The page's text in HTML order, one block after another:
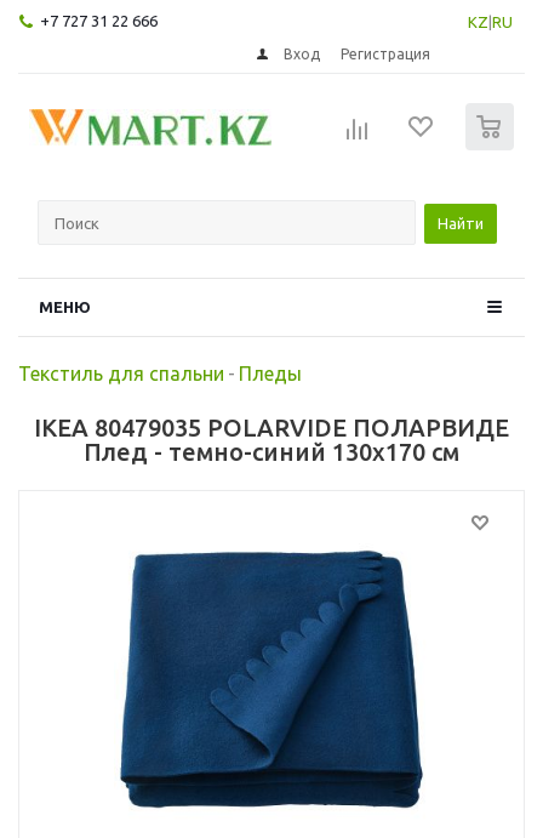
+7 727 31 22 666 KZ RU
Вход Регистрация
Найти
МЕНЮ
Текстиль для спальни - Пледы
IKEA 80479035 POLARVIDE ПОЛАРВИДЕ
Плед - темно-синий 130x170 см